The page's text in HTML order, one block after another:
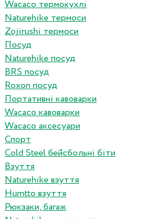
Wacaco термокухлі
Naturehike термоси
Zojirushi термоси
Посуд
Naturehike посуд
BRS посуд
Roxon посуд
Портативні кавоварки
Wacaco кавоварки
Wacaco аксесуари
Спорт
Cold Steel бейсбольні біти
Взуття
Naturehike взуття
Humtto взуття
Рюкзаки, багаж